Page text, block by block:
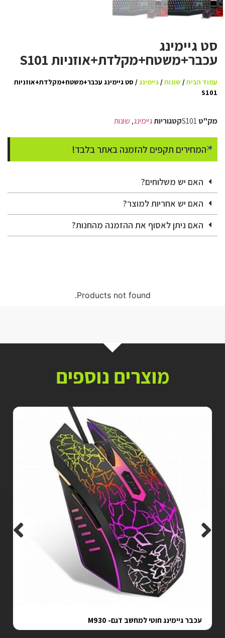
סט גיימינג
עכבר+משטח+מקלדת+אוזניות S101
עמוד הבית/ שונות/גיימינג/ סט גיימינג עכבר+משטח+מקלדת+אוזניות
S101
מק"טS101קטגוריותגיימינג, שונות
* המחירים תקפים להזמנה באתר בלבד!
×
האם יש משלוחים?
האם יש אחריות למוצר?
האם ניתן לאסוף את ההזמנה מהחנות?
Products not found.
מוצרים נוספים
עכבר גיימינג חוטי למחשב דגם- M930